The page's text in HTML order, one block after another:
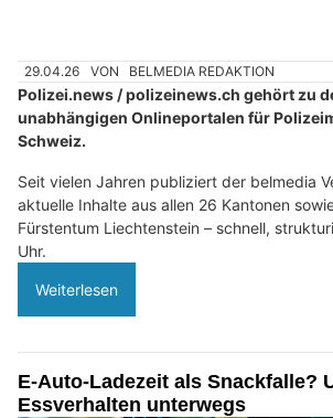
29.04.26 VON BELMEDIA REDAKTION
Polizei.news / polizeinews.ch gehört zu
unabhängigen Onlineportalen für
Schweiz.
Seit vielen Jahren publiziert der belmedia
aktuelle Inhalte aus allen 26 Kantonen
Fürstentum Liechtenstein – schnell,
Uhr.
Weiterlesen
E-Auto-Ladezeit als Snackfalle?
Essverhalten unterwegs